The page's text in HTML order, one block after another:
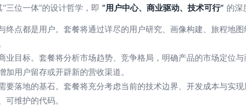
三位一体”的设计哲学，即 “用户中心、商业驱动、技术可行” 的深
终点都是用户。套餐将通过详尽的用户研究、画像构建、旅程地
业目标。套餐将分析市场趋势、竞争格局，明确产品的市场定位
用户留存或开辟新的营收渠道。
要落地的基石。套餐将充分考虑当前的技术边界、开发成本与实
维护的代码。